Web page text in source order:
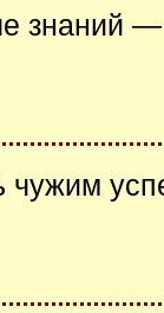
знаний —
чужим